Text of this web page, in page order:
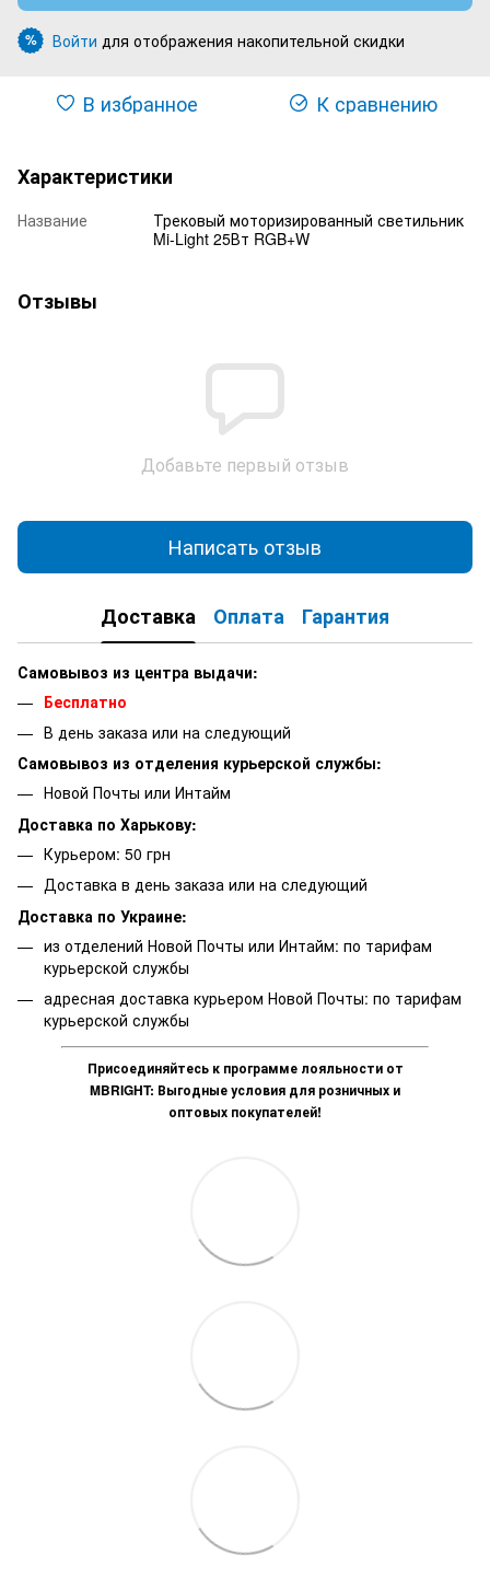
% Войти для отображения накопительной скидки
В избранное К сравнению
Характеристики
Название
Трековый моторизированный светильник
Mi-Light 25Вт RGB+W
Отзывы
Добавьте первый отзыв
Написать отзыв
Доставка Оплата Гарантия
Самовывоз из центра выдачи:
Бесплатно
В день заказа или на следующий
Самовывоз из отделения курьерской службы:
Новой Почты или Интайм
Доставка по Харькову:
Курьером: 50 грн
Доставка в день заказа или на следующий
Доставка по Украине:
из отделений Новой Почты или Интайм: по тарифам
курьерской службы
адресная доставка курьером Новой Почты: по тарифам
курьерской службы
Присоединяйтесь к программе лояльности от
MBRIGHT: Выгодные условия для розничных и
оптовых покупателей!